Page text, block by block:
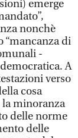
emerge
nonchè
“mancanza di
-
A
verso
cosa
minoranza
delle norme
delle